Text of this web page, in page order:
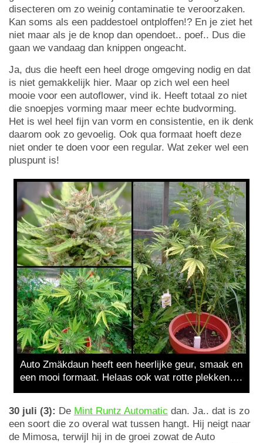
disecteren om zo weinig contaminatie te veroorzaken.
Kan soms als een paddestoel ontploffen!? En je ziet het
niet maar als je de knop dan opendoet.. poef.. Dus die
gaan we vandaag dan knippen ongeacht.
Ja, dus die heeft een heel droge omgeving nodig en dat
is niet gemakkelijk hier. Maar op zich wel een heel
mooie voor een autoflower, vind ik. Heeft totaal zo niet
die snoepjes vorming maar meer echte budvorming.
Het is wel heel fijn van vorm en consistentie, en ik denk
daarom ook zo gevoelig. Ook qua formaat hoeft deze
niet onder te doen voor een regular. Wat zeker wel een
pluspunt is!
Auto Zmäkdaun heeft een heerlijke geur, smaak en
een mooi formaat. Helaas ook wat rotte plekken….
30 juli (3): De Mint Runtz Automatic dan. Ja.. dat is zo
een soort die zo overal wat tussen hangt. Hij neigt naar
de Mimosa, terwijl hij in de groei zowat de Auto